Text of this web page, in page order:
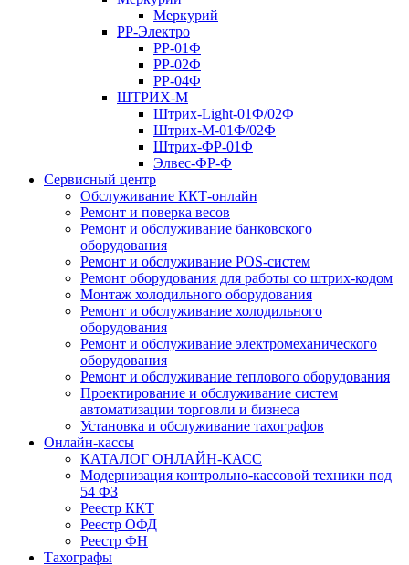
Меркурий
РР-Электро
РР-01Ф
РР-02Ф
РР-04Ф
ШТРИХ-М
Штрих-Light-01Ф/02Ф
Штрих-М-01Ф/02Ф
Штрих-ФР-01Ф
Элвес-ФР-Ф
Сервисный центр
Обслуживание ККТ-онлайн
Ремонт и поверка весов
Ремонт и обслуживание банковского
оборудования
Ремонт и обслуживание POS-систем
Ремонт оборудования для работы со штрих-кодом
Монтаж холодильного оборудования
Ремонт и обслуживание холодильного
оборудования
Ремонт и обслуживание электромеханического
оборудования
Ремонт и обслуживание теплового оборудования
Проектирование и обслуживание систем
автоматизации торговли и бизнеса
Установка и обслуживание тахографов
Онлайн-кассы
КАТАЛОГ ОНЛАЙН-КАСС
Модернизация контрольно-кассовой техники под
54 ФЗ
Реестр ККТ
Реестр ОФД
Реестр ФН
Тахографы